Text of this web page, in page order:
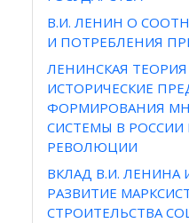
В.И. ЛЕНИН О
И ПОТРЕБЛЕНИЯ
ЛЕНИНСКАЯ
ИСТОРИЧЕСКИЕ
ФОРМИРОВАНИЯ
СИСТЕМЫ В РОССИИ
РЕВОЛЮЦИИ
ВКЛАД В.И. ЛЕНИНА
РАЗВИТИЕ
СТРОИТЕЛЬСТВА